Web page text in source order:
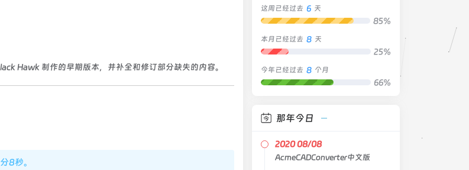
Hawk 制作的早期版本，并补全和修订部分缺失的内容。
9秒。
这周已经过去 6 天
85%
本月已经过去 8 天
25%
今年已经过去 8 个月
66%
那年今日
2020 08/08
AcmeCADConverter中文版